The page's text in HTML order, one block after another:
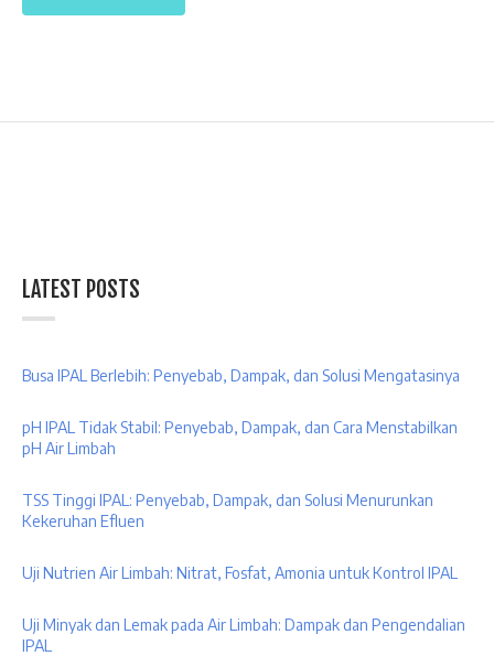
LATEST POSTS
Busa IPAL Berlebih: Penyebab, Dampak, dan Solusi Mengatasinya
pH IPAL Tidak Stabil: Penyebab, Dampak, dan Cara Menstabilkan
pH Air Limbah
TSS Tinggi IPAL: Penyebab, Dampak, dan Solusi Menurunkan
Kekeruhan Efluen
Uji Nutrien Air Limbah: Nitrat, Fosfat, Amonia untuk Kontrol IPAL
Uji Minyak dan Lemak pada Air Limbah: Dampak dan Pengendalian
IPAL